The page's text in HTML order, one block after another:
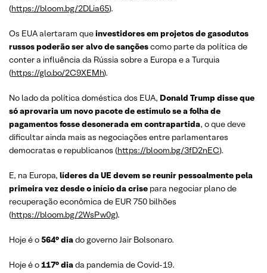
(https://bloom.bg/2DLia65).
Os EUA alertaram queinvestidores em projetos de gasodutos
russos poderão ser alvo de sançõescomo parte da política de
conter a influência da Rússia sobre a Europa e a Turquia
(https://glo.bo/2C9XEMh).
No lado da política doméstica dos EUA, Donald Trump disse que
só aprovaria um novo pacote de estímulo se a folha de
pagamentos fosse desonerada em contrapartida, o que deve
dificultar ainda mais as negociações entre parlamentares
democratas e republicanos (https://bloom.bg/3fD2nEC).
E, na Europa, líderes da UE devem se reunir pessoalmente pela
primeira vez desde o início da crise para negociar plano de
recuperação econômica de EUR 750 bilhões
(https://bloom.bg/2WsPw0g).
Hoje é o564° diado governo Jair Bolsonaro.
Hoje é o117° diada pandemia de Covid-19.